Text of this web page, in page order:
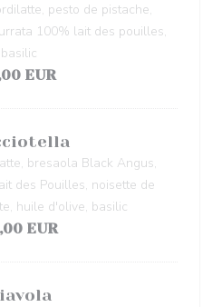
pesto de pistache,
100% lait des pouilles,
basilic
EUR
bresaola Black Angus,
des Pouilles, noisette de
huile d'olive, basilic
EUR